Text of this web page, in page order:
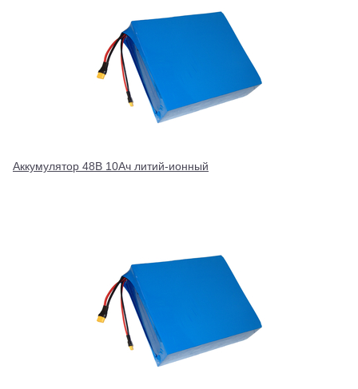
Аккумулятор 48В 10Ач литий-ионный